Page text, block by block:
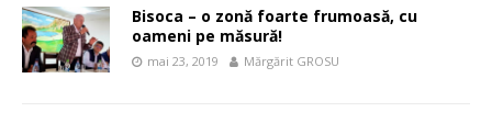
Bisoca – o zonă foarte frumoasă, cu
oameni pe măsură!
mai 23, 2019 Mărgărit GROSU